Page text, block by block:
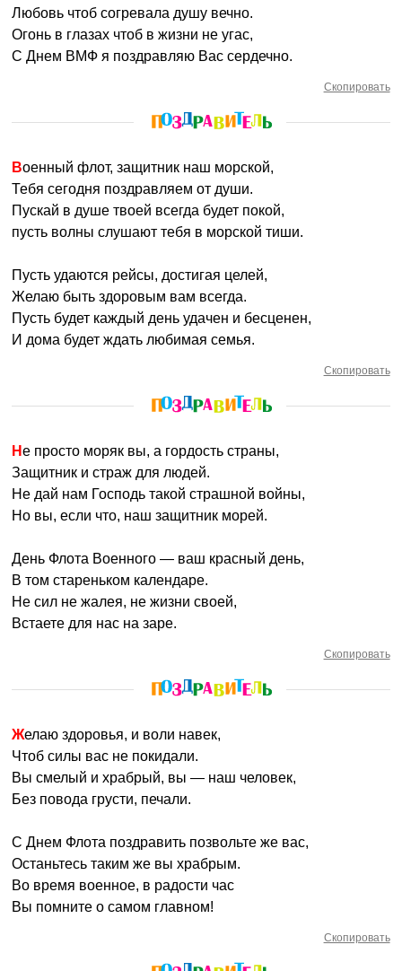
Любовь чтоб согревала душу вечно.
Огонь в глазах чтоб в жизни не угас,
С Днем ВМФ я поздравляю Вас сердечно.
Скопировать
Военный флот, защитник наш морской,
Тебя сегодня поздравляем от души.
Пускай в душе твоей всегда будет покой,
пусть волны слушают тебя в морской тиши.
Пусть удаются рейсы, достигая целей,
Желаю быть здоровым вам всегда.
Пусть будет каждый день удачен и бесценен,
И дома будет ждать любимая семья.
Скопировать
Не просто моряк вы, а гордость страны,
Защитник и страж для людей.
Не дай нам Господь такой страшной войны,
Но вы, если что, наш защитник морей.
День Флота Военного — ваш красный день,
В том стареньком календаре.
Не сил не жалея, не жизни своей,
Встаете для нас на заре.
Скопировать
Желаю здоровья, и воли навек,
Чтоб силы вас не покидали.
Вы смелый и храбрый, вы — наш человек,
Без повода грусти, печали.
С Днем Флота поздравить позвольте же вас,
Останьтесь таким же вы храбрым.
Во время военное, в радости час
Вы помните о самом главном!
Скопировать